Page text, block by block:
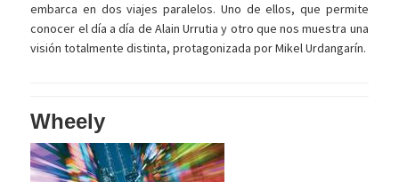
embarca en dos viajes paralelos. Uno de ellos, que permite
conocer el día a día de Alain Urrutia y otro que nos muestra una
visión totalmente distinta, protagonizada por Mikel Urdangarín.
Wheely